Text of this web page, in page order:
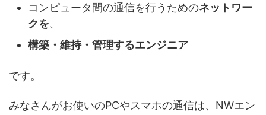
コンピュータ間の通信を行うためのネットワー
クを、
構築・維持・管理するエンジニア
です。
みなさんがお使いのPCやスマホの通信は、NWエン